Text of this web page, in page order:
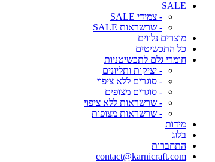
SALE
- צמידי SALE
- שרשראות SALE
מוצרים נלווים
כל התכשיטים
חומרי גלם לתכשיטניות
- יציקות ותליונים
- סוגרים ללא ציפוי
- סוגרים מצופים
- שרשראות ללא ציפוי
- שרשראות מצופות
מידות
בלוג
התחברות
contact@karnicraft.com